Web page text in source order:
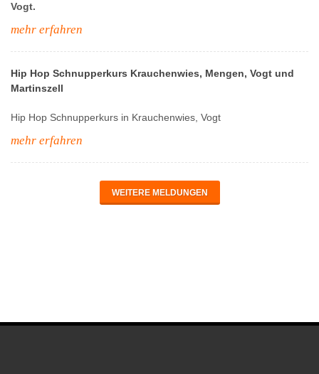
Vogt.
mehr erfahren
Hip Hop Schnupperkurs Krauchenwies, Mengen, Vogt und
Martinszell
Hip Hop Schnupperkurs in Krauchenwies, Vogt
mehr erfahren
WEITERE MELDUNGEN